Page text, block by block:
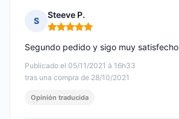
S
Steeve P.
Nota: 5 de 5
Publicado el 05/11/2021 à 16h33
tras una compra de 28/10/2021
Segundo pedido y sigo muy satisfecho
Opinión traducida